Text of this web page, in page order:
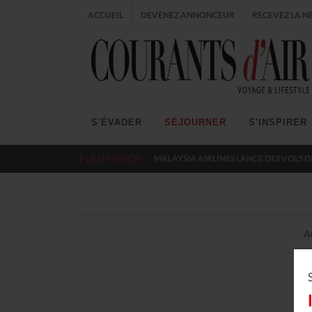
ACCUEIL DEVENEZ ANNONCEUR RECEVEZ LA
S'ÉVADER SÉJOURNER S'INSPIRER
FLASH INFOS MALAYSIA AIRLINES LANCE DES VOLS